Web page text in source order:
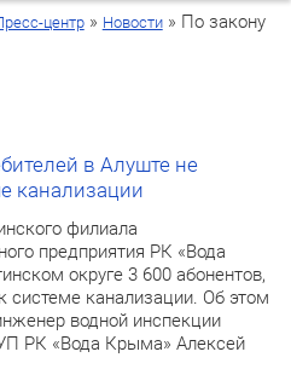
центр» Новости» По закону
в Алуште не
канализации
филиала
предприятия РК «Вода
округе 3 600 абонентов,
системе канализации. Об этом
водной инспекции
РК «Вода Крыма» Алексей